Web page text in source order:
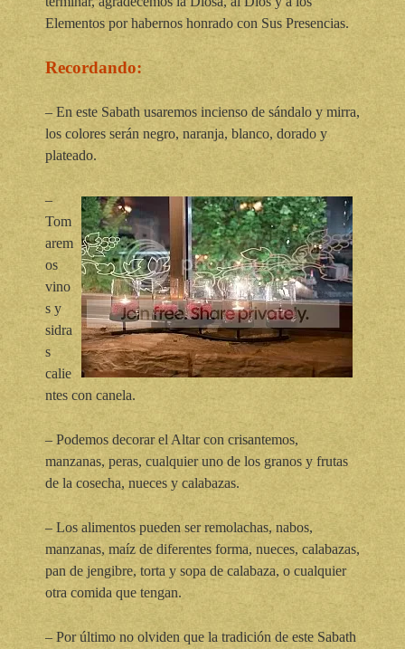
Elementos por habernos honrado con Sus Presencias.
Recordando:
– En este Sabath usaremos incienso de sándalo y mirra,
los colores serán negro, naranja, blanco, dorado y
plateado.
–
Tom
arem
os
vino
s y
sidra
s
calie
ntes con canela.
– Podemos decorar el Altar con crisantemos,
manzanas, peras, cualquier uno de los granos y frutas
de la cosecha, nueces y calabazas.
– Los alimentos pueden ser remolachas, nabos,
manzanas, maíz de diferentes forma, nueces, calabazas,
pan de jengibre, torta y sopa de calabaza, o cualquier
otra comida que tengan.
– Por último no olviden que la tradición de este Sabath